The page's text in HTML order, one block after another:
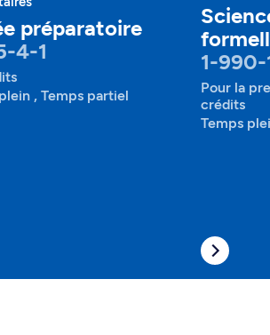
préparatoire
4-1
, Temps partiel
1-
Pour la
crédits
Temps